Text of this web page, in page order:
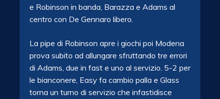
e Robinson in banda, Barazza e Adams al
centro con De Gennaro libero.
La pipe di Robinson apre i giochi poi Modena
prova subito ad allungare sfruttando tre errori
di Adams, due in fast e uno al servizio. 5-2 per
le bianconere, Easy fa cambio palla e Glass
torna un turno di servizio che infastidisce